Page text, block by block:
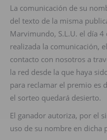
La comunicación de su
del texto de la misma
Marvimundo, S.L.U. el día
realizada la comunicación,
contacto con nosotros a
la red desde la que haya
para reclamar el premio es
el sorteo quedará desierto.
El ganador autoriza, por el
uso de su nombre en dicha